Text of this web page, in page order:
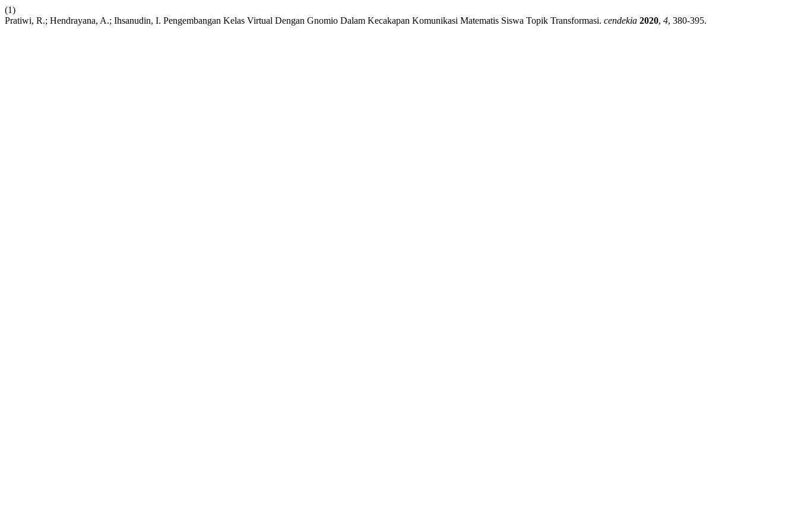
(1)
Pratiwi, R.; Hendrayana, A.; Ihsanudin, I. Pengembangan Kelas Virtual Dengan Gnomio Dalam Kecakapan Komunikasi Matematis Siswa Topik Transformasi. cendekia 2020, 4, 380-395.